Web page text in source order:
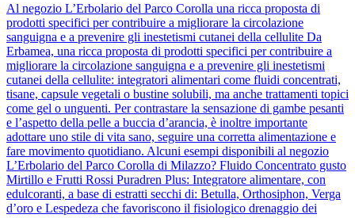
Al negozio L’Erbolario del Parco Corolla una ricca proposta di
prodotti specifici per contribuire a migliorare la circolazione
sanguigna e a prevenire gli inestetismi cutanei della cellulite Da
Erbamea, una ricca proposta di prodotti specifici per contribuire a
migliorare la circolazione sanguigna e a prevenire gli inestetismi
cutanei della cellulite: integratori alimentari come fluidi concentrati,
tisane, capsule vegetali o bustine solubili, ma anche trattamenti topici
come gel o unguenti. Per contrastare la sensazione di gambe pesanti
e l’aspetto della pelle a buccia d’arancia, è inoltre importante
adottare uno stile di vita sano, seguire una corretta alimentazione e
fare movimento quotidiano. Alcuni esempi disponibili al negozio
L’Erbolario del Parco Corolla di Milazzo? Fluido Concentrato gusto
Mirtillo e Frutti Rossi Puradren Plus: Integratore alimentare, con
edulcoranti, a base di estratti secchi di: Betulla, Orthosiphon, Verga
d’oro e Lespedeza che favoriscono il fisiologico drenaggio dei